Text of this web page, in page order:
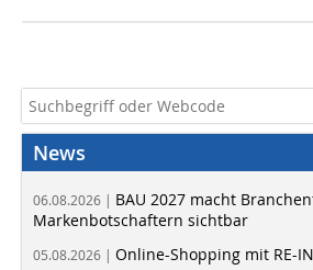
News
06.08.2026 | BAU 2027 macht
Markenbotschaftern sichtbar
05.08.2026 | Online-Shopping mit RE-